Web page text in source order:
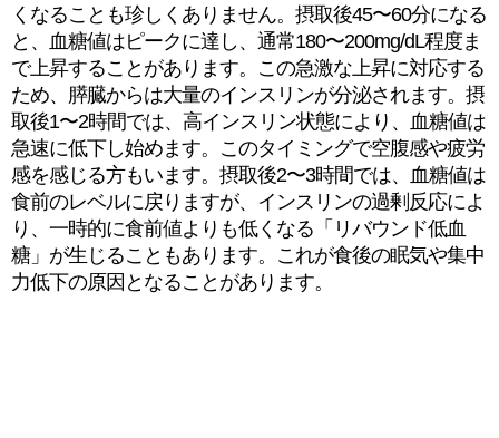
くなることも珍しくありません。摂取後45〜60分になる
と、血糖値はピークに達し、通常180〜200mg/dL程度ま
で上昇することがあります。この急激な上昇に対応する
ため、膵臓からは大量のインスリンが分泌されます。摂
取後1〜2時間では、高インスリン状態により、血糖値は
急速に低下し始めます。このタイミングで空腹感や疲労
感を感じる方もいます。摂取後2〜3時間では、血糖値は
食前のレベルに戻りますが、インスリンの過剰反応によ
り、一時的に食前値よりも低くなる「リバウンド低血
糖」が生じることもあります。これが食後の眠気や集中
力低下の原因となることがあります。